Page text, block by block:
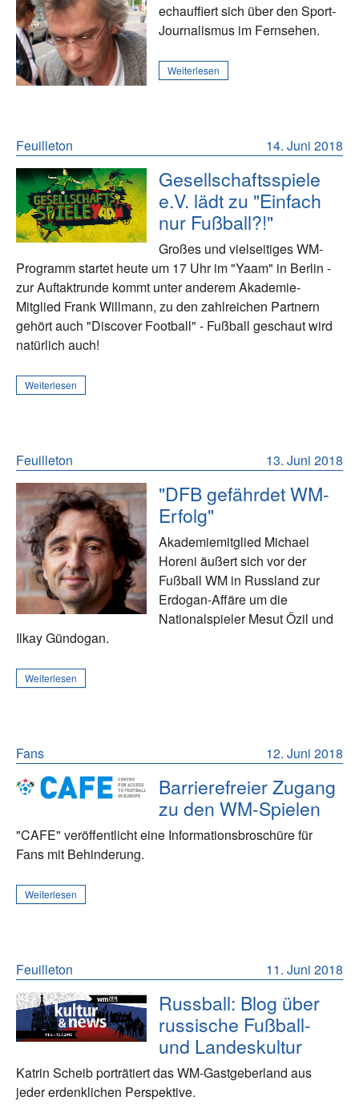
echauffiert sich über den Sport-
Journalismus im Fernsehen.
Weiterlesen
14. Juni 2018
Feuilleton
Gesellschaftsspiele
e.V. lädt zu "Einfach
nur Fußball?!"
Großes und vielseitiges WM-
Programm startet heute um 17 Uhr im "Yaam" in Berlin -
zur Auftaktrunde kommt unter anderem Akademie-
Mitglied Frank Willmann, zu den zahlreichen Partnern
gehört auch "Discover Football" - Fußball geschaut wird
natürlich auch!
Weiterlesen
13. Juni 2018
Feuilleton
"DFB gefährdet WM-
Erfolg"
Akademiemitglied Michael
Horeni äußert sich vor der
Fußball WM in Russland zur
Erdogan-Affäre um die
Nationalspieler Mesut Özil und
Ilkay Gündogan.
Weiterlesen
12. Juni 2018
Fans
Barrierefreier Zugang
zu den WM-Spielen
"CAFE" veröffentlicht eine Informationsbroschüre für
Fans mit Behinderung.
Weiterlesen
11. Juni 2018
Feuilleton
Russball: Blog über
russische Fußball-
und Landeskultur
Katrin Scheib porträtiert das WM-Gastgeberland aus
jeder erdenklichen Perspektive.